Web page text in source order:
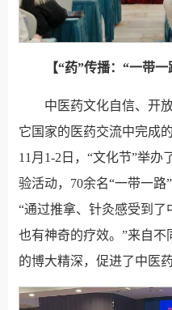
【“药”传播：“一带
中医药文化自信、开
它国家的医药交流中完成
11月1-2日，“文化节”举办
验活动，70余名“一带一路
“通过推拿、针灸感受到
也有神奇的疗效。”来自
的博大精深，促进了中医